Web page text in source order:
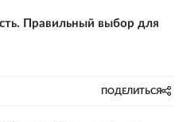
Правильный выбор для
ПОДЕЛИТЬСЯ